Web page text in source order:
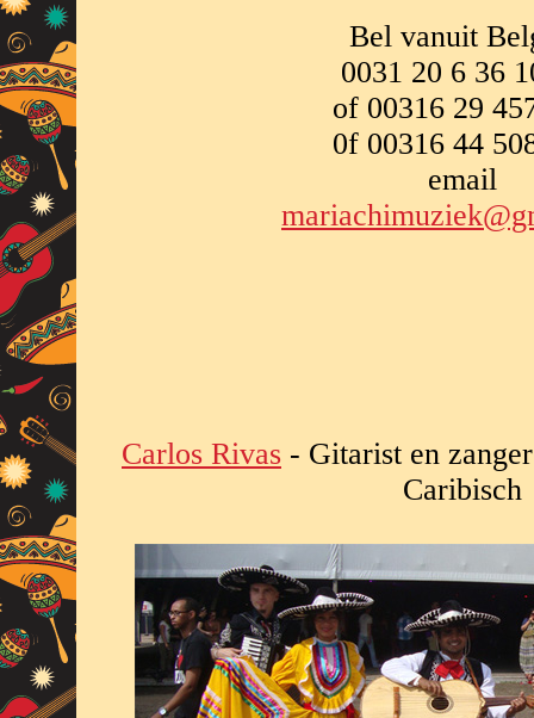
Bel vanuit
0031 20 6 36
of 00316 29
0f 00316 44
email
Carlos Rivas - Gitarist en
Caribisch